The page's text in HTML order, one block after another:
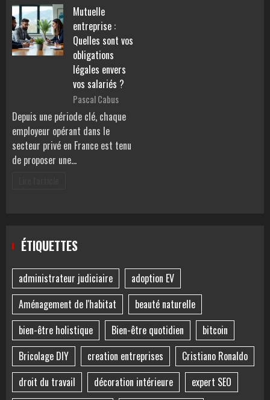
Mutuelle
entreprise :
Quelles sont vos
obligations
légales envers
vos salariés ?
Pascal Cabus
Depuis une période clé, chaque
employeur opérant dans le
secteur privé en France est tenu
de proposer une…
ÉTIQUETTES
administrateur judiciaire
adoption EV
Aménagement de l'habitat
beauté naturelle
bien-être holistique
Bien-être quotidien
bitcoin
Bricolage DIY
creation entreprises
Cristiano Ronaldo
droit du travail
décoration intérieure
expert SEO